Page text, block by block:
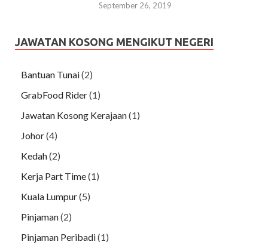
September 26, 2019
JAWATAN KOSONG MENGIKUT NEGERI
Bantuan Tunai(2)
GrabFood Rider(1)
Jawatan Kosong Kerajaan(1)
Johor(4)
Kedah(2)
Kerja Part Time(1)
Kuala Lumpur(5)
Pinjaman(2)
Pinjaman Peribadi(1)